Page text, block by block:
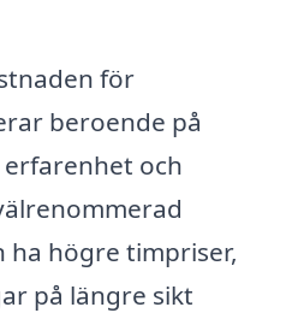
för
beroende på
och
högre timpriser,
på längre sikt